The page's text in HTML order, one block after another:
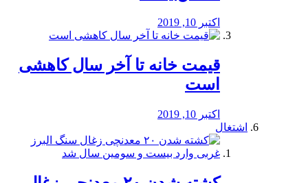
اکتبر 10, 2019
قیمت خانه تا آخر سال کاهشی
است
اکتبر 10, 2019
اشتغال